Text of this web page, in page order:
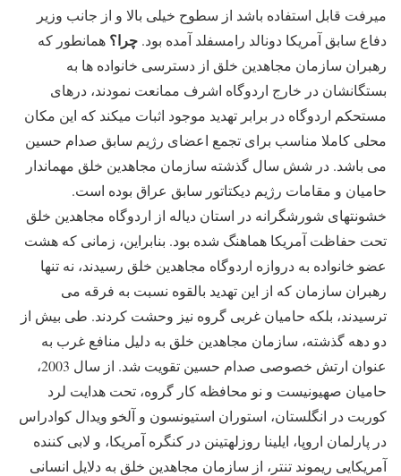
میرفت قابل استفاده باشد از سطوح خیلی بالا و از جانب وزیر
دفاع سابق آمریکا دونالد رامسفلد آمده بود. چرا؟ همانطور که
رهبران سازمان مجاهدین خلق از دسترسی خانواده ها به
بستگانشان در خارج اردوگاه اشرف ممانعت نمودند، درهای
مستحکم اردوگاه در برابر تهدید موجود اثبات میکند که این مکان
محلی کاملا مناسب برای تجمع اعضای رژیم سابق صدام حسین
می باشد. در شش سال گذشته سازمان مجاهدین خلق مهماندار
حامیان و مقامات رژیم دیکتاتور سابق عراق بوده است.
خشونتهای شورشگرانه در استان دیاله از اردوگاه مجاهدین خلق
تحت حفاظت آمریکا هماهنگ شده بود. بنابراین، زمانی که هشت
عضو خانواده به دروازه اردوگاه مجاهدین خلق رسیدند، نه تنها
رهبران سازمان که از این تهدید بالقوه نسبت به فرقه می
ترسیدند، بلکه حامیان غربی گروه نیز وحشت کردند. طی بیش از
دو دهه گذشته، سازمان مجاهدین خلق به دلیل منافع غرب به
عنوان ارتش خصوصی صدام حسین تقویت شد. از سال 2003،
حامیان صهیونیست و نو محافظه کار گروه، تحت هدایت لرد
کوربت در انگلستان، استوران استیونسون و آلخو ویدال کوادراس
در پارلمان اروپا، ایلینا روزلهتینن در کنگره آمریکا، و لابی کننده
آمریکایی ریموند تنتر، از سازمان مجاهدین خلق به دلایل انسانی